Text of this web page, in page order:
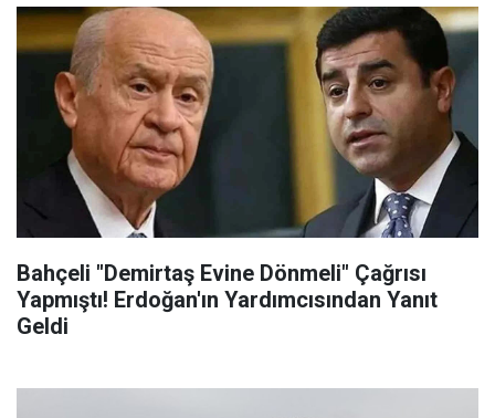
Bahçeli "Demirtaş Evine Dönmeli" Çağrısı
Yapmıştı! Erdoğan'ın Yardımcısından Yanıt
Geldi